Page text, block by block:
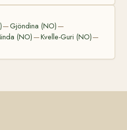
—Gjöndina (NO) —
(NO) —Kvelle-Guri (NO)—